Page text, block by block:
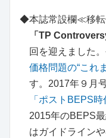
◆本誌常設欄≪移転
「TP
回を迎えました
価格問題の“これ
す。2017年９月
「ポストBEPS
2015年のBEPS
はガイドライン